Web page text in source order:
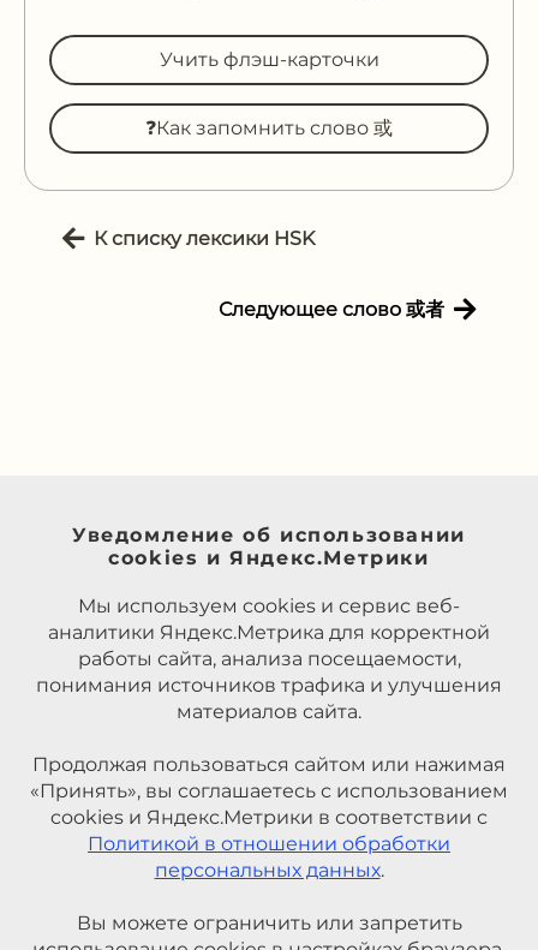
Учить флэш-карточки
❓Как запомнить слово 或
К списку лексики HSK
Следующее слово 或者
Уведомление об использовании
cookies и Яндекс.Метрики
Мы используем cookies и сервис веб-
аналитики Яндекс.Метрика для корректной
работы сайта, анализа посещаемости,
понимания источников трафика и улучшения
материалов сайта.
Продолжая пользоваться сайтом или нажимая
«Принять», вы соглашаетесь с использованием
cookies и Яндекс.Метрики в соответствии с
Политикой в отношении обработки
персональных данных.
Вы можете ограничить или запретить